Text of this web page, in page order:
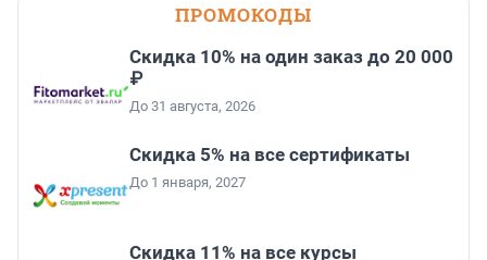
ПРОМОКОДЫ
Скидка 10% на один заказ до 20 000
₽
До 31 августа, 2026
Скидка 5% на все сертификаты
До 1 января, 2027
Скидка 11% на все курсы